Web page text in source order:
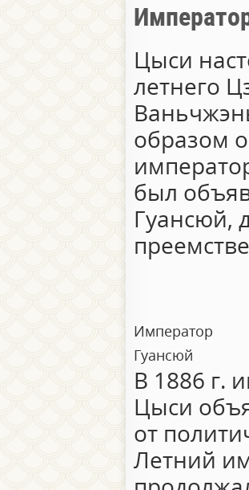
Цыси
летнего
образом
был
Гуансюй,
Император
Гуансюй
В 1886 г.
Цыси
от
Летний